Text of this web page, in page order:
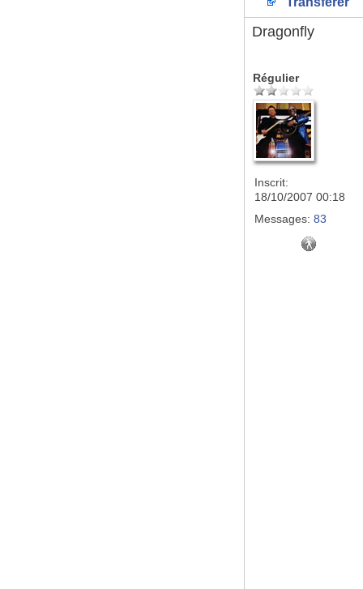
Dragonfly
Régulier
Inscrit:
18/10/2007 00:18
Messages: 83